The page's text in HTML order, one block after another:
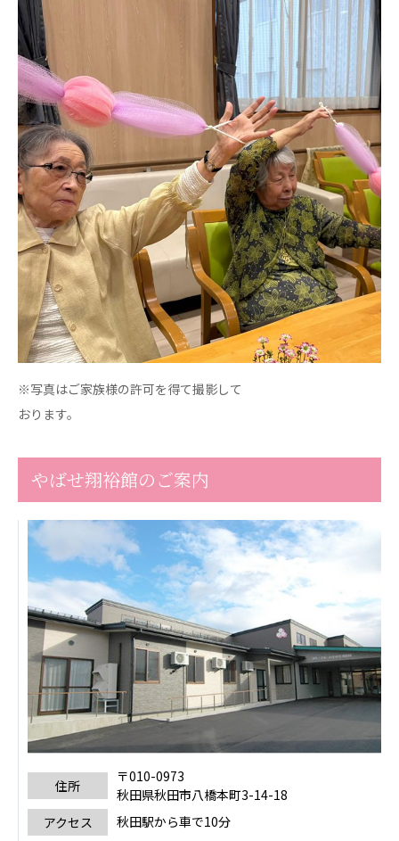
広州谷豊園
※写真はご家族様の許可を得て撮影して
おります。
やばせ翔裕館のご案内
住所
〒010-0973
秋田県秋田市八橋本町3-14-18
アクセス
秋田駅から車で10分